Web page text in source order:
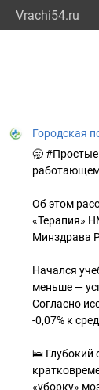
Vrachi54.ru
Городская
🥱
Об этом
«Терапия»
Минздрава
Начался
меньше —
Согласно
-0,07% к
🛌 Глубокий
«уборку»